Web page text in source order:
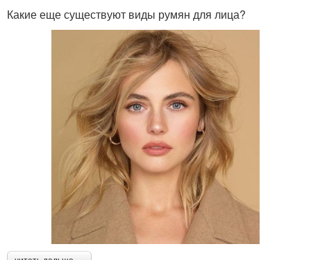
Какие еще существуют виды румян для лица?